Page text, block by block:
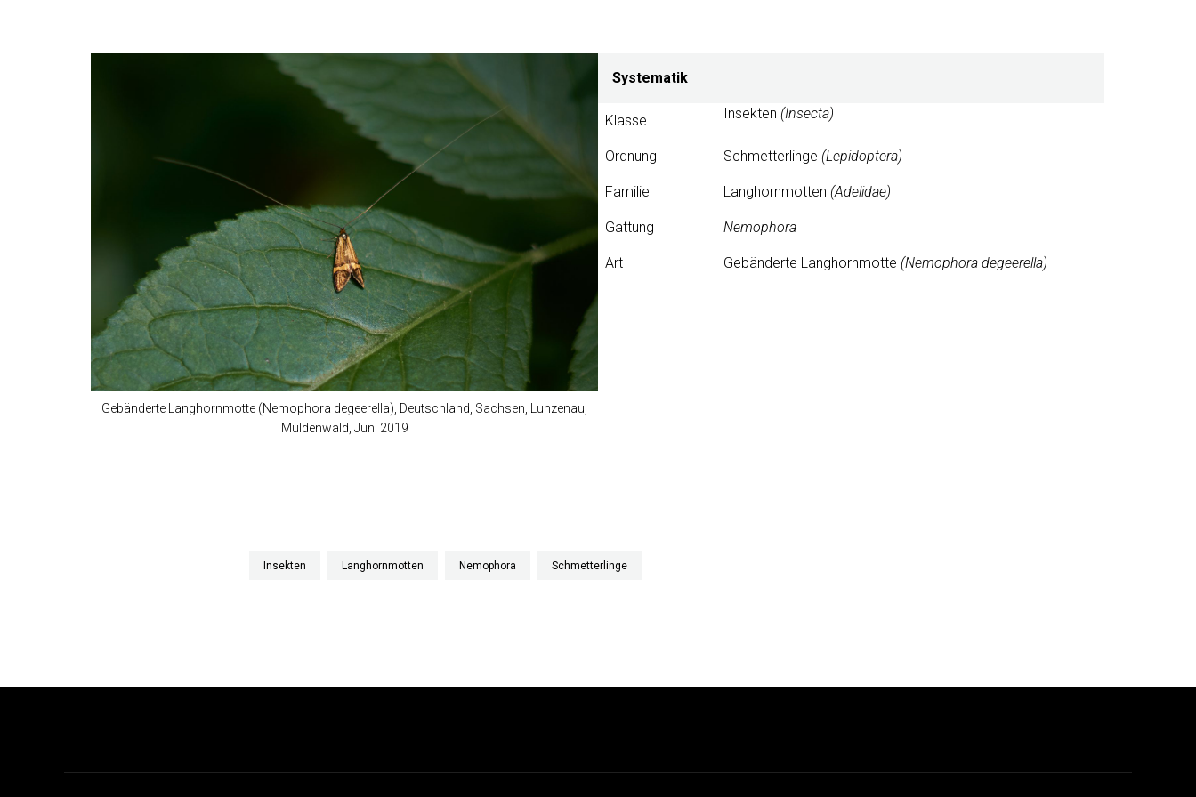
Gebänderte Langhornmotte (Nemophora degeerella), Deutschland, Sachsen, Lunzenau,
Muldenwald, Juni 2019
Systematik
Klasse Insekten (Insecta)
Ordnung Schmetterlinge (Lepidoptera)
Familie Langhornmotten (Adelidae)
Gattung Nemophora
Art Gebänderte Langhornmotte (Nemophora degeerella)
Insekten Langhornmotten Nemophora Schmetterlinge